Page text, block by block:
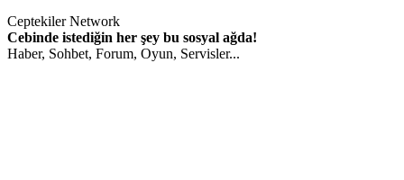
Ceptekiler Network
Cebinde istediğin her şey bu sosyal ağda!
Haber, Sohbet, Forum, Oyun, Servisler...